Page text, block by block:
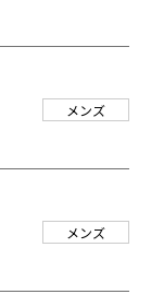
メンズ
メンズ